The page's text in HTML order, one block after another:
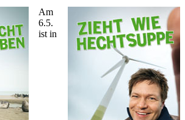
Am
6.5.
ist in